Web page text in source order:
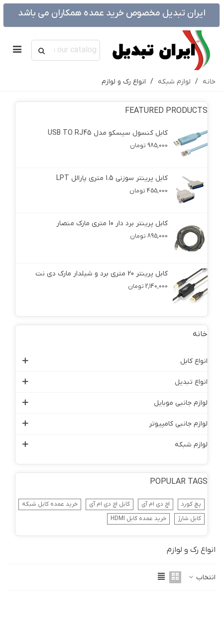
ایران تبدیل مخصوص خرید عمده همکاران می باشد
خانه / لوازم شبکه / انواع رک و لوازم
FEATURED PRODUCTS
کابل کنسول سیسکو مدل USB TO RJ45
985,000 تومان
کابل پرینتر سوزنی 1.5 متری پارالل LPT
455,000 تومان
کابل پرینتر برد دار 10 متری مارک منصار
895,000 تومان
کابل پرینتر 20 متری برد و شیلدار مارک دی نت
2,140,000 تومان
خانه
انواع کابل
انواع تبدیل
لوازم جانبی موبایل
لوازم جانبی کامپیوتر
لوازم شبکه
POPULAR TAGS
پچ کورد اچ دی ام آی کابل اچ دی ام آی
خرید عمده کابل شبکه
کابل شارژ
خرید عمده کابل HDMI
انواع رک و لوازم
انتخاب